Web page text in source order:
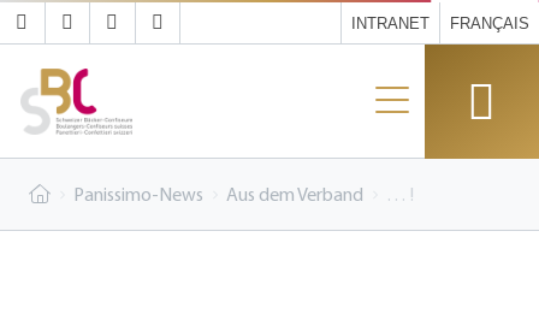
INTRANET FRANÇAIS
Panissimo-News Aus dem Verband … !